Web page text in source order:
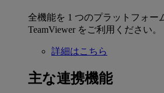
全機能を 1 つのプラットフォー
TeamViewer をご利用ください。
詳細はこちら
主な連携機能